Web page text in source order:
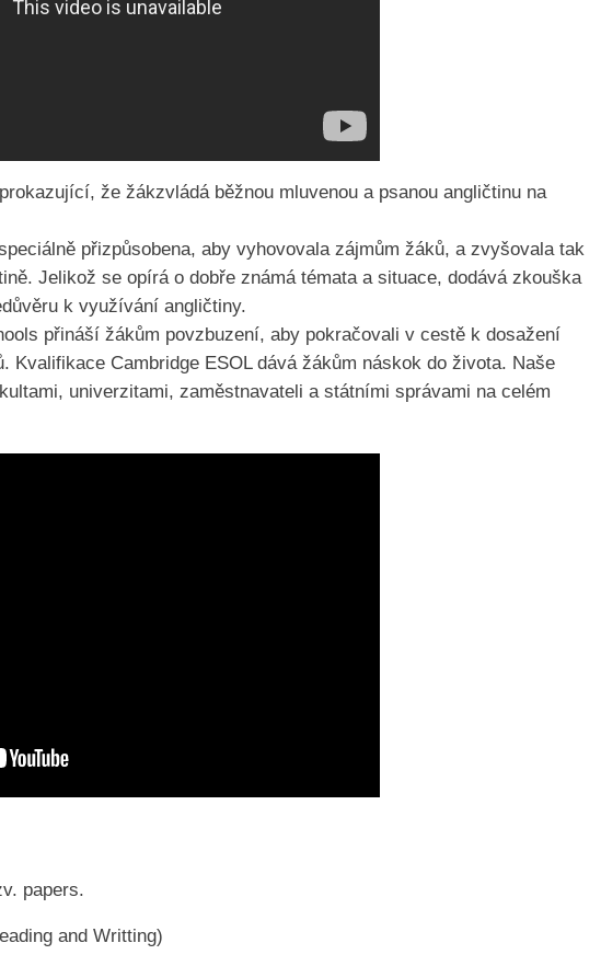
že žákzvládá běžnou mluvenou a psanou angličtinu na
přizpůsobena, aby vyhovovala zájmům žáků, a zvyšovala tak
Jelikož se opírá o dobře známá témata a situace, dodává zkouška
k využívání angličtiny.
přináší žákům povzbuzení, aby pokračovali v cestě k dosažení
Kvalifikace Cambridge ESOL dává žákům náskok do života. Naše
univerzitami, zaměstnavateli a státními správami na celém
papers.
and Writting)